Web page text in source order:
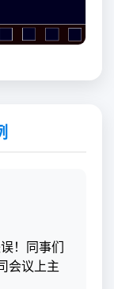
！同事们
会议上主